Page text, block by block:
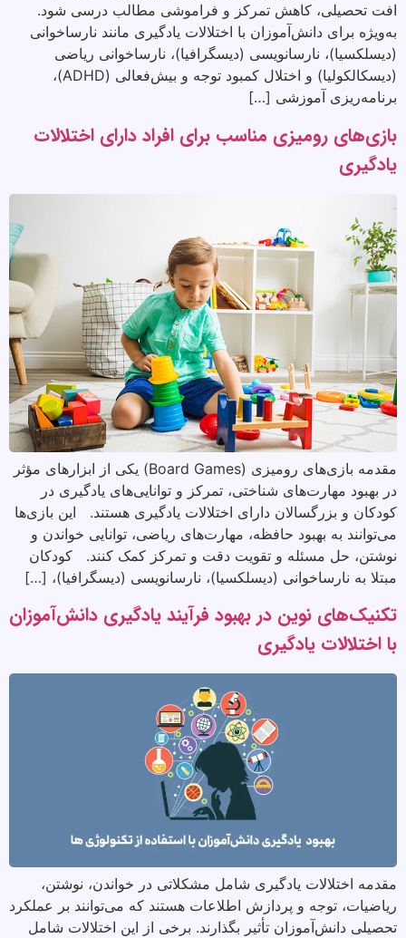
افت تحصیلی، کاهش تمرکز و فراموشی مطالب درسی شود.
به‌ویژه برای دانش‌آموزان با اختلالات یادگیری مانند نارساخوانی
(دیسلکسیا)، نارسانویسی (دیسگرافیا)، نارساخوانی ریاضی
(دیسکالکولیا) و اختلال کمبود توجه و بیش‌فعالی (ADHD)،
برنامه‌ریزی آموزشی […]
بازی‌های رومیزی مناسب برای افراد دارای اختلالات
یادگیری
مقدمه بازی‌های رومیزی (Board Games) یکی از ابزارهای مؤثر
در بهبود مهارت‌های شناختی، تمرکز و توانایی‌های یادگیری در
کودکان و بزرگسالان دارای اختلالات یادگیری هستند. این بازی‌ها
می‌توانند به بهبود حافظه، مهارت‌های ریاضی، توانایی خواندن و
نوشتن، حل مسئله و تقویت دقت و تمرکز کمک کنند. کودکان
مبتلا به نارساخوانی (دیسلکسیا)، نارسانویسی (دیسگرافیا)، […]
تکنیک‌های نوین در بهبود فرآیند یادگیری دانش‌آموزان
با اختلالات یادگیری
مقدمه اختلالات یادگیری شامل مشکلاتی در خواندن، نوشتن،
ریاضیات، توجه و پردازش اطلاعات هستند که می‌توانند بر عملکرد
تحصیلی دانش‌آموزان تأثیر بگذارند. برخی از این اختلالات شامل